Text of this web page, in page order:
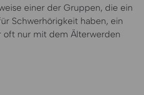
einer der Gruppen, die ein
Schwerhörigkeit haben, ein
oft nur mit dem Älterwerden